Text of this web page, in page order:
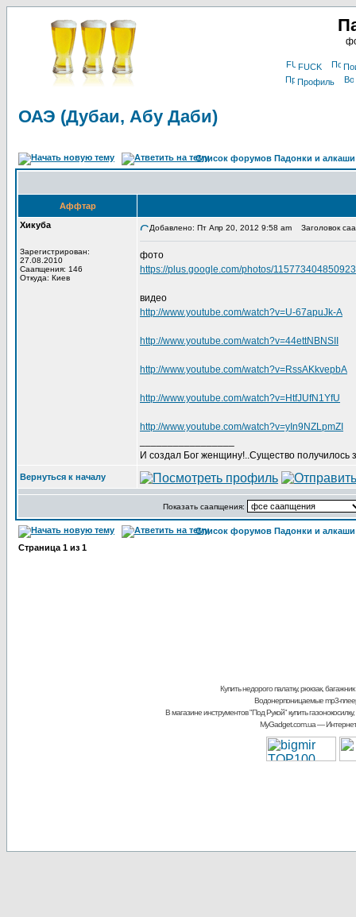
FUCK
Профиль
ОАЭ (Дубаи, Абу Даби)
Список форумов Падонки и алкаши
Аффтар
Хикуба
Зарегистрирован:
27.08.2010
Саапщения: 146
Откуда: Киев
Добавлено: Пт Апр 20, 2012 9:58 am Заголовок
фото
https://plus.google.com/photos/
видео
http://www.youtube.com/watch?v=U-67apuJk-A
http://www.youtube.com/watch?v=44ettNBNSII
http://www.youtube.com/watch?v=RssAKkvepbA
http://www.youtube.com/watch?v=HtfJUfN1YfU
http://www.youtube.com/watch?v=yIn9NZLpmZI
И создал Бог женщину!..Существо получилось
Вернуться к началу
Показать саапщения:
Список форумов Падонки и алкаши
Страница 1 из 1
Купить недорого палатку, рюкзак, багажник
Водонерпоницаемые mp3-
В магазине инструментов "Под Рукой"купить
MyGadget.com.ua—